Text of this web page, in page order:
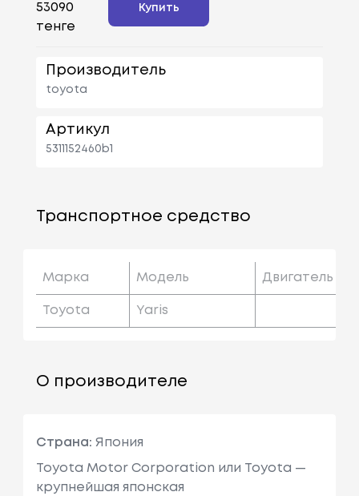
53090
тенге
Купить
Производитель
toyota
Артикул
5311152460b1
Транспортное средство
Марка Модель Двигатель
Toyota Yaris
О производителе
Страна: Япония
Toyota Motor Corporation или Toyota —
крупнейшая японская